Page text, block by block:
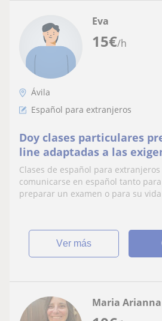
15€/h
Eva
Ávila
Español para extranjeros
Doy clases particulares
line adaptadas a las
alumno
Clases de español para
comunicarse en español tanto
preparar un examen o para su
ver más
Maria Arianna